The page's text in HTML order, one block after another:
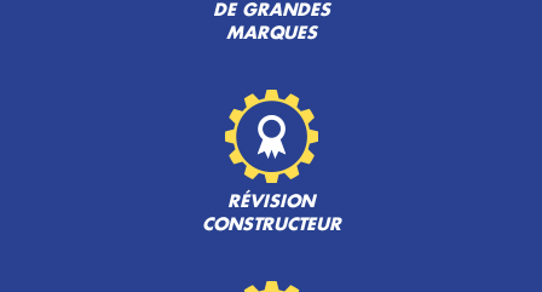
DE GRANDES
MARQUES
RÉVISION
CONSTRUCTEUR